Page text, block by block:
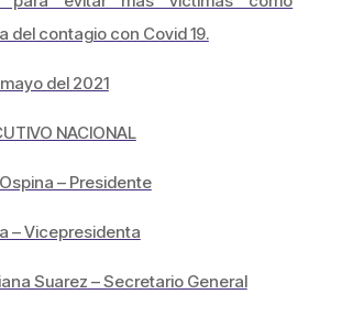
del contagio con Covid 19.
del 2021
NACIONAL
– Presidente
– Vicepresidenta
Suarez – Secretario General